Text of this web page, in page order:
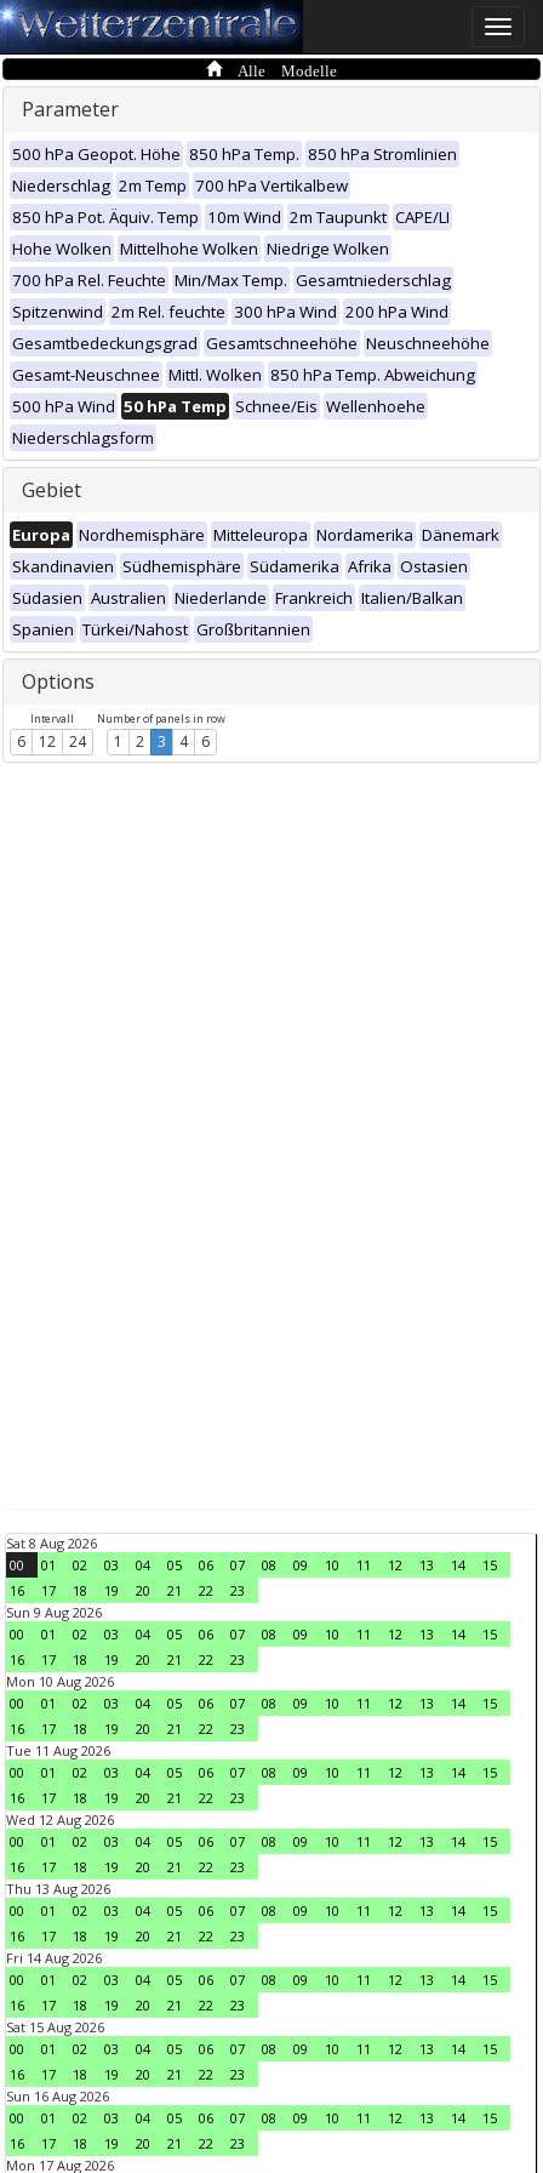
Toggle
Alle Modelle
Parameter
500 hPa Geopot. Höhe 850 hPa Temp. 850 hPa Stromlinien
Niederschlag 2m Temp 700 hPa Vertikalbew
850 hPa Pot. Äquiv. Temp 10m Wind 2m Taupunkt CAPE/LI
Hohe Wolken Mittelhohe Wolken Niedrige Wolken
700 hPa Rel. Feuchte Min/Max Temp. Gesamtniederschlag
Spitzenwind 2m Rel. feuchte 300 hPa Wind 200 hPa Wind
Gesamtbedeckungsgrad Gesamtschneehöhe Neuschneehöhe
Gesamt-Neuschnee Mittl. Wolken 850 hPa Temp. Abweichung
500 hPa Wind 50 hPa Temp Schnee/Eis Wellenhoehe
Niederschlagsform
Gebiet
Europa Nordhemisphäre Mitteleuropa Nordamerika Dänemark
Skandinavien Südhemisphäre Südamerika Afrika Ostasien
Südasien Australien Niederlande Frankreich Italien/Balkan
Spanien Türkei/Nahost Großbritannien
Options
Intervall
6 12 24
Number of panels in row
1 2 3 4 6
Sat 8 Aug 2026
00
01 02 03 04 05 06 07 08 09 10 11 12 13 14
15
16
17 18 19 20 21 22
23
Sun 9 Aug 2026
00
01 02 03 04 05 06 07 08 09 10 11 12 13 14
15
16
17 18 19 20 21 22
23
Mon 10 Aug 2026
00
01 02 03 04 05 06 07 08 09 10 11 12 13 14
15
16
17 18 19 20 21 22
23
Tue 11 Aug 2026
00
01 02 03 04 05 06 07 08 09 10 11 12 13 14
15
16
17 18 19 20 21 22
23
Wed 12 Aug 2026
00
01 02 03 04 05 06 07 08 09 10 11 12 13 14
15
16
17 18 19 20 21 22
23
Thu 13 Aug 2026
00
01 02 03 04 05 06 07 08 09 10 11 12 13 14
15
16
17 18 19 20 21 22
23
Fri 14 Aug 2026
00
01 02 03 04 05 06 07 08 09 10 11 12 13 14
15
16
17 18 19 20 21 22
23
Sat 15 Aug 2026
00
01 02 03 04 05 06 07 08 09 10 11 12 13 14
15
16
17 18 19 20 21 22
23
Sun 16 Aug 2026
00
01 02 03 04 05 06 07 08 09 10 11 12 13 14
15
16
17 18 19 20 21 22
23
Mon 17 Aug 2026